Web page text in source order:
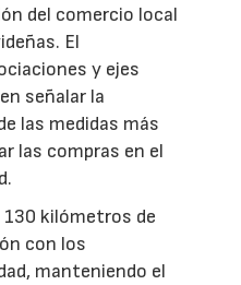
del comercio local
El
y ejes
señalar la
las medidas más
las compras en el
kilómetros de
con los
manteniendo el